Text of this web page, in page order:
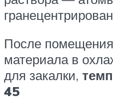
После помещения
материала в
для закалки,
45